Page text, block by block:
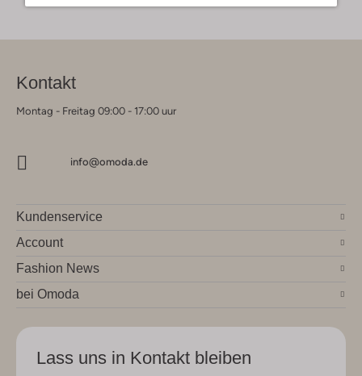
Kontakt
Montag - Freitag 09:00 - 17:00 uur
info@omoda.de
Kundenservice
Account
Fashion News
bei Omoda
Lass uns in Kontakt bleiben